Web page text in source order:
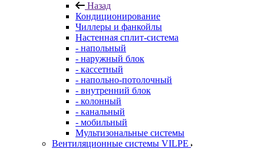
Назад
Кондиционирование
Чиллеры и фанкойлы
Настенная сплит-система
- напольный
- наружный блок
- кассетный
- напольно-потолочный
- внутренний блок
- колонный
- канальный
- мобильный
Мультизональные системы
Вентиляционные системы VILPE